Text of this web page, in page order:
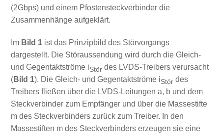
(2Gbps) und einem Pfostensteckverbinder die
Zusammenhänge aufgeklärt.
Im Bild 1ist das Prinzipbild des Störvorgangs
dargestellt. Die Störaussendung wird durch die Gleich-
und Gegentaktströme iStördes LVDS-Treibers verursacht
(Bild 1). Die Gleich- und Gegentaktströme iStördes
Treibers fließen über die LVDS-Leitungen a, b und dem
Steckverbinder zum Empfänger und über die Massestifte
m des Steckverbinders zurück zum Treiber. In den
Massestiften m des Steckverbinders erzeugen sie eine